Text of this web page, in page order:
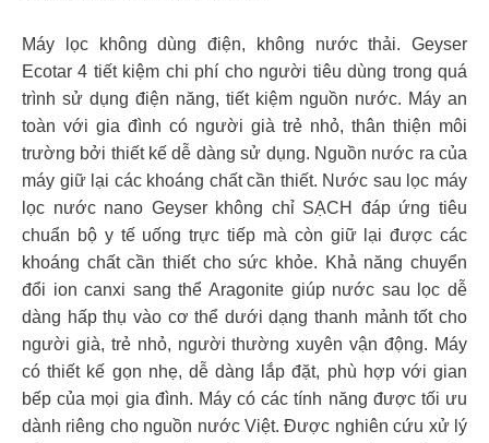
Máy lọc không dùng điện, không nước thải. Geyser
Ecotar 4 tiết kiệm chi phí cho người tiêu dùng trong quá
trình sử dụng điện năng, tiết kiệm nguồn nước. Máy an
toàn với gia đình có người già trẻ nhỏ, thân thiện môi
trường bởi thiết kế dễ dàng sử dụng. Nguồn nước ra của
máy giữ lại các khoáng chất cần thiết. Nước sau lọc máy
lọc nước nano Geyser không chỉ SẠCH đáp ứng tiêu
chuẩn bộ y tế uống trực tiếp mà còn giữ lại được các
khoáng chất cần thiết cho sức khỏe. Khả năng chuyển
đổi ion canxi sang thể Aragonite giúp nước sau lọc dễ
dàng hấp thụ vào cơ thể dưới dạng thanh mảnh tốt cho
người già, trẻ nhỏ, người thường xuyên vận động. Máy
có thiết kế gọn nhẹ, dễ dàng lắp đặt, phù hợp với gian
bếp của mọi gia đình. Máy có các tính năng được tối ưu
dành riêng cho nguồn nước Việt. Được nghiên cứu xử lý